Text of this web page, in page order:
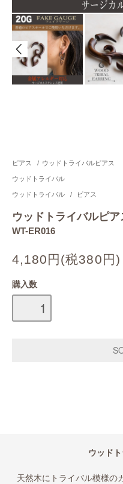
ピアス / ウッドトライバルピアス
ウッドトライバル
ウッドトライバル / ピアス
ウッドトライバルピア
WT-ER016
4,180円(税380円)
購入数
ウッド
天然木にトライバル模様の